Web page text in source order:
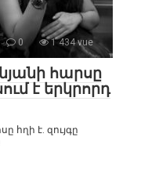
0 1 434 vue
հարսը
է երկրորդ
հղի է. զույգը